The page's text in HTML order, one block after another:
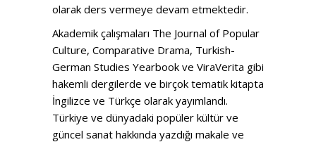
olarak ders vermeye devam etmektedir.
Akademik çalışmaları The Journal of Popular
Culture, Comparative Drama, Turkish-
German Studies Yearbook ve ViraVerita gibi
hakemli dergilerde ve birçok tematik kitapta
İngilizce ve Türkçe olarak yayımlandı.
Türkiye ve dünyadaki popüler kültür ve
güncel sanat hakkında yazdığı makale ve